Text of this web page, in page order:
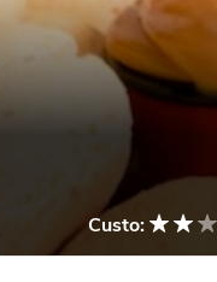
Custo: